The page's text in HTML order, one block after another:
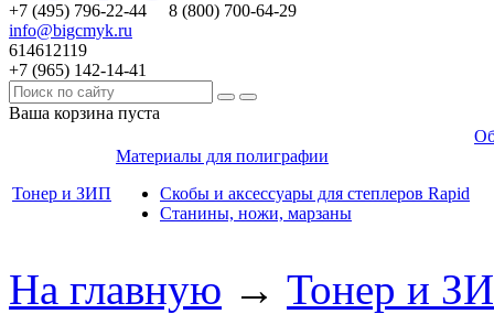
+7 (495) 796-22-44 8 (800) 700-64-29
info@bigcmyk.ru
614612119
+7 (965) 142-14-41
Ваша корзина пуста
Тонер и ЗИП
Материалы для полиграфии
Скобы и аксессуары для степлеров Rapid
Станины, ножи, марзаны
На главную → Тонер и